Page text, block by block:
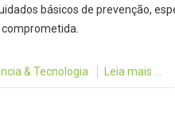
básicos de prevenção,
& Tecnologia Leia mais ...